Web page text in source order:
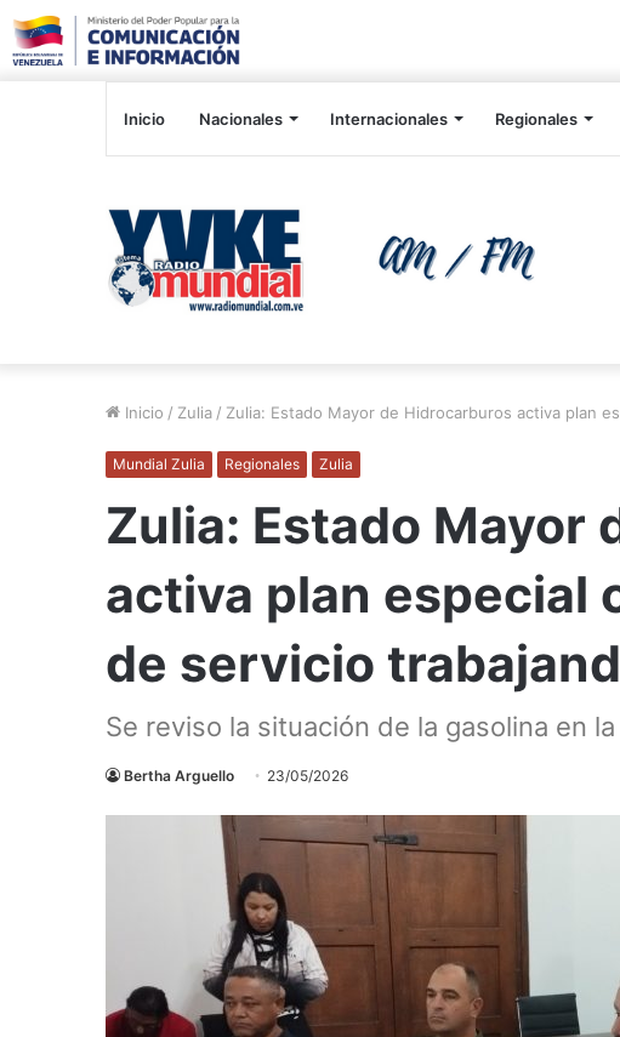
Inicio Nacionales Internacionales Regionales
Inicio / Zulia / Zulia: Estado Mayor de Hidrocarburos activa plan
Mundial Zulia Regionales Zulia
Zulia: Estado Mayor
activa plan especial
de servicio
Se reviso la situación de la gasolina en
Bertha Arguello 23/05/2026